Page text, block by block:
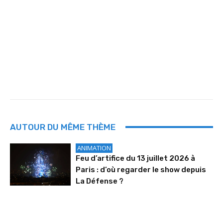
AUTOUR DU MÊME THÈME
ANIMATION
Feu d’artifice du 13 juillet 2026 à
Paris : d’où regarder le show depuis
La Défense ?